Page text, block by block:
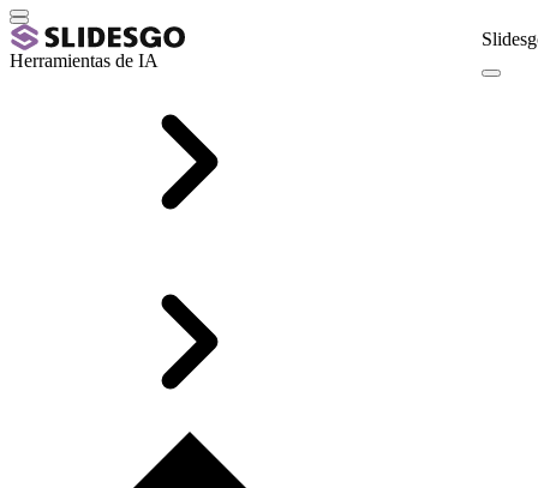
Herramientas de IA